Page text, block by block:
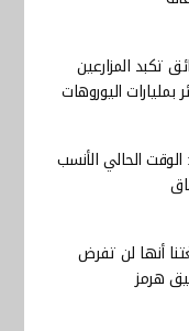
تكبد المزارعين
بمليارات اليوروهات
الوقت الحالي الأنسب
أنها لن تفرض
هرمز